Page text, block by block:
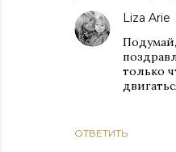
ОТВЕТИТЬ
Liza Arie
только